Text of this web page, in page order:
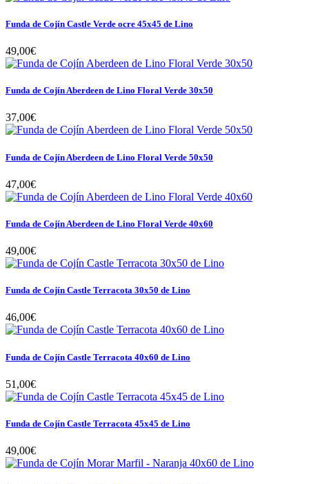
Funda de Cojín Castle Verde ocre 45x45 de Lino
49,00€
Funda de Cojín Aberdeen de Lino Floral Verde 30x50
37,00€
Funda de Cojín Aberdeen de Lino Floral Verde 50x50
47,00€
Funda de Cojín Aberdeen de Lino Floral Verde 40x60
49,00€
Funda de Cojín Castle Terracota 30x50 de Lino
46,00€
Funda de Cojín Castle Terracota 40x60 de Lino
51,00€
Funda de Cojín Castle Terracota 45x45 de Lino
49,00€